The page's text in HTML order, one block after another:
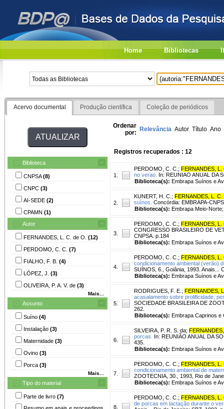
Home Bibliotecas
Acervo documental Produção científica Coleção de periódicos
Biblioteca
CNPSA(8)
CNPC (3)
AI-SEDE (2)
CPAMN (1)
Autor
FERNANDES, L. C. de O. (12)
PERDOMO, C. C. (7)
FIALHO, F. B. (4)
LÓPEZ, J. (3)
OLIVEIRA, P. A. V. de (3)
Mais...
Assunto
Suíno (4)
Instalação (3)
Maternidade (3)
Ovino (3)
Porca (3)
Mais...
Tipo do material
Parte de livro (7)
Resumo em anais e proceedings
Ordenar
por: Relevância Autor Título Ano
Registros recuperados : 12
1.
PERDOMO, C. C. ; FERNANDES, L.
no verao. In: REUNIAO ANUAL DA
Biblioteca(s): Embrapa Suínos e
2.
KUNERT, H. C. ; FERNANDES, L. C.
suínos. Concórdia: EMBRAPA-
Biblioteca(s): Embrapa Meio-
3.
PERDOMO, C. C. ; FERNANDES, L.
CONGRESSO BRASILEIRO DE
CNPSA. p.184
Biblioteca(s): Embrapa Suínos e
4.
PERDOMO, C. C. ; FERNANDES, L.
condicionamento ambiental (verão)
SUÍNOS, 6., Goiânia, 1993. Anais...
Biblioteca(s): Embrapa Suínos e
5.
RODRIGUES, F. E. ; FERNANDES,
acasalamento sobre prolificidade;
SOCIEDADE BRASILEIRA DE
262.
Biblioteca(s): Embrapa Caprinos e
6.
SILVEIRA, P. R. S. da;
porcas.
In: REUNIÃO ANUAL DA
435.
Biblioteca(s): Embrapa Suínos e
7.
PERDOMO, C. C. ; FERNANDES, L.
condicionamento ambiental de
ZOOTECNIA, 30., 1993, Rio de
Biblioteca(s): Embrapa Suínos e
8.
PERDOMO, C. C. ; FERNANDES, L.
de porcas em lactação durante o